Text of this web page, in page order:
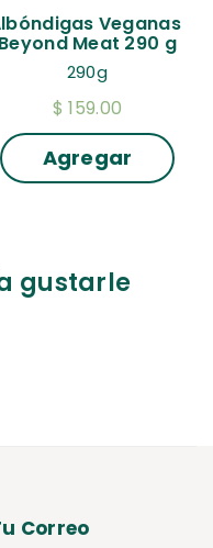
Veganas
Beyond Meat 290 g
290g
$ 159.00
Agregar
gustarle
Correo